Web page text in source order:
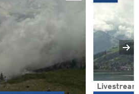
Livestream